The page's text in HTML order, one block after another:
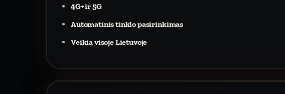
4G+ ir 5G
Automatinis tinklo pasirinkimas
Veikia visoje Lietuvoje